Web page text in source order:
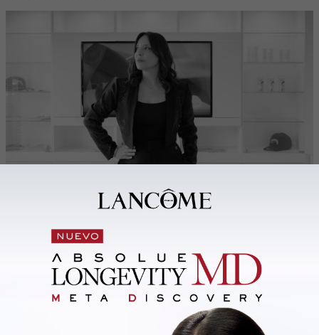
¿Cuándo y cómo surge Montevideo Skin Academy?
Hace dos años incorporamos nuestra Academy que el
objetivo compartir nuestra experiencia acumulada con otros
colegas. La idea es dejar ese legado. La academia está avalada
por el Ministerio de Educación y Cultura. Tenemos cursos de
distintas modalidades, desde posgrados en formación, cursos